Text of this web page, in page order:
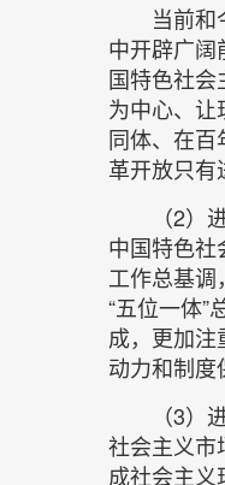
当前
中开辟广
国特色社
为中心、
同体、在
革开放只
（2
中国特色
工作总基
“五位一体
成，更加
动力和制度
（3
社会主义市
成社会主义